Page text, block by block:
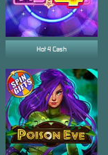
Hot 4 Cash